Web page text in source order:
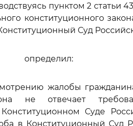
пунктом 2 статьи
конституционного
Суд
определил:
жалобы
не отвечает
Суде
в Конституционный Суд